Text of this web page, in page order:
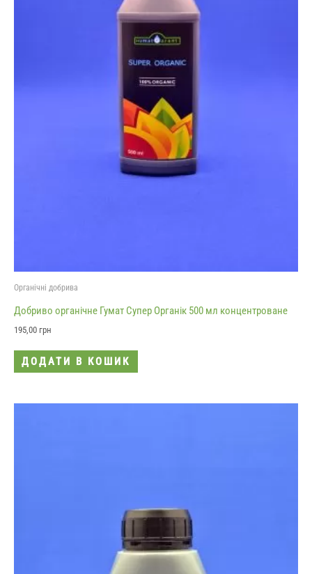
Органічні добрива
Добриво органічне Гумат Супер Органік 500 мл концентроване
195,00 грн
ДОДАТИ В КОШИК